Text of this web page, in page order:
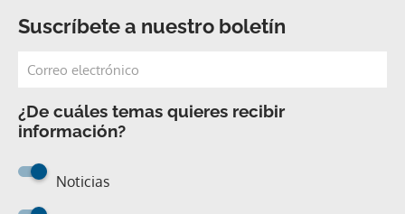
Suscríbete a nuestro boletín
¿De cuáles temas quieres recibir
información?
Noticias